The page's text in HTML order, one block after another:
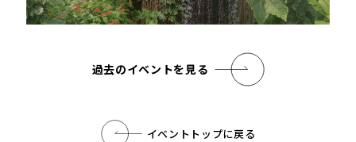
過去のイベントを見る
イベントトップに戻る